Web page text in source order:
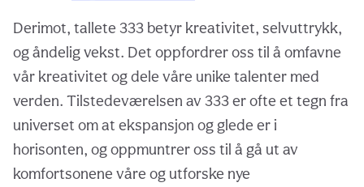
Derimot, tallete 333 betyr kreativitet, selvuttrykk,
og åndelig vekst. Det oppfordrer oss til å omfavne
vår kreativitet og dele våre unike talenter med
verden. Tilstedeværelsen av 333 er ofte et tegn fra
universet om at ekspansjon og glede er i
horisonten, og oppmuntrer oss til å gå ut av
komfortsonene våre og utforske nye